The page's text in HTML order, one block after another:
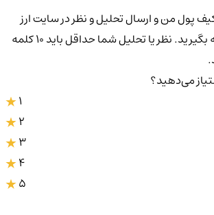
پول من و ارسال تحلیل و نظر در سایت ارز
دیجیتال رایگان هدیه بگیرید. نظر یا تحلیل شما حداقل باید ۱۰ کلمه
می‌دهید؟
3
4
5